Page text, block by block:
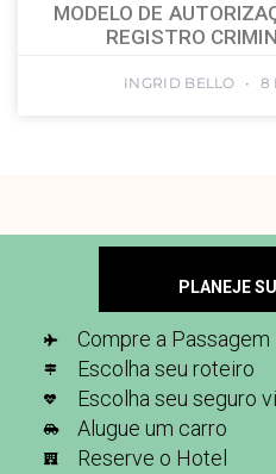
MODELO DE
REGISTRO
INGRID BELLO 8
PLANEJE
Compre a Passagem
Escolha seu roteiro
Escolha seu seguro
Alugue um carro
Reserve o Hotel